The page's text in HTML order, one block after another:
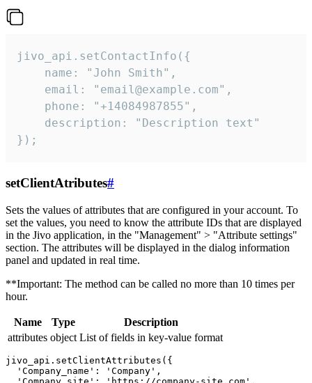
jivo_api.setContactInfo({
    name: "John Smith",
    email: "email@example.com",
    phone: "+14084987855",
    description: "Description text"
});
setClientAtributes#
Sets the values ​​of attributes that are configured in your account. To
set the values, you need to know the attribute IDs that are displayed
in the Jivo application, in the "Management" > "Attribute settings"
section. The attributes will be displayed in the dialog information
panel and updated in real time.
**Important: The method can be called no more than 10 times per
hour.
Name Type
Description
attributes object List of fields in key-value format
jivo_api.setClientAttributes({
  'Company_name': 'Company',